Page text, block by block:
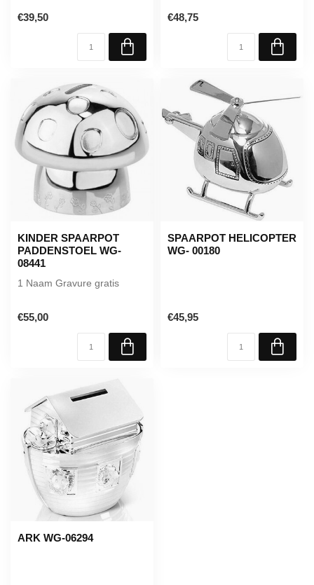
€39,50 €48,75
KINDER SPAARPOT
PADDENSTOEL WG-
08441
1 Naam Gravure gratis
€55,00
SPAARPOT HELICOPTER
WG- 00180
€45,95
ARK WG-06294